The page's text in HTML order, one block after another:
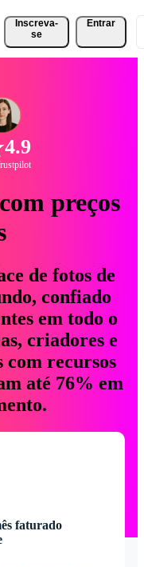
Inscreva-
se
Entrar
4.9
preços
de fotos de
confiado
em todo o
criadores e
com recursos
até 76% em
faturado